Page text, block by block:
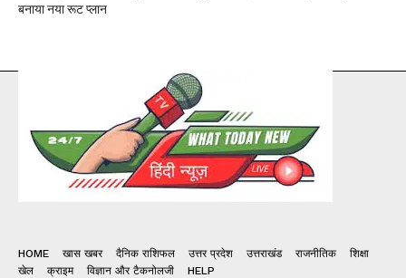
बनाया नया रूट प्लान
HOME खास खबर दैनिक राशिफल उत्तर प्रदेश उत्तराखंड राजनीतिक
शिक्षा
खेल
क्राइम विज्ञान और टैकनोलजी HELP